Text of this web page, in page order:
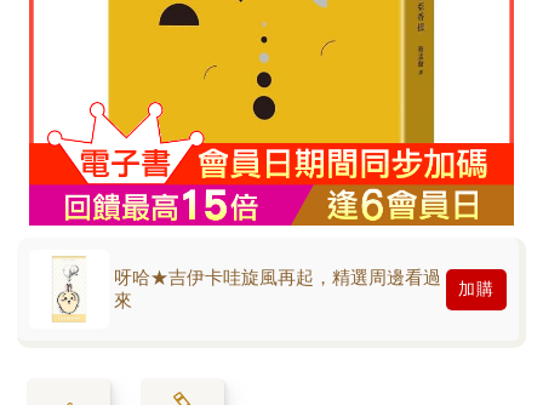
呀哈★吉伊卡哇旋風再起，精選周邊看過
來
加購